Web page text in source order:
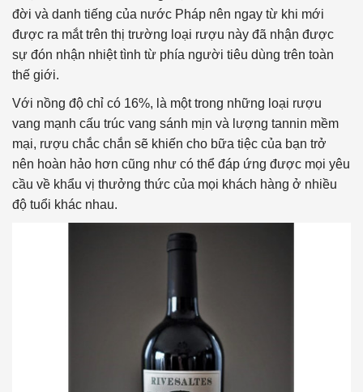
đời và danh tiếng của nước Pháp nên ngay từ khi mới
được ra mắt trên thị trường loại rượu này đã nhận được
sự đón nhận nhiệt tình từ phía người tiêu dùng trên toàn
thế giới.
Với nồng độ chỉ có 16%, là một trong những loại rượu
vang mạnh cấu trúc vang sánh mịn và lượng tannin mềm
mại, rượu chắc chắn sẽ khiến cho bữa tiệc của bạn trở
nên hoàn hảo hơn cũng như có thể đáp ứng được mọi yêu
cầu về khẩu vị thưởng thức của mọi khách hàng ở nhiều
độ tuổi khác nhau.